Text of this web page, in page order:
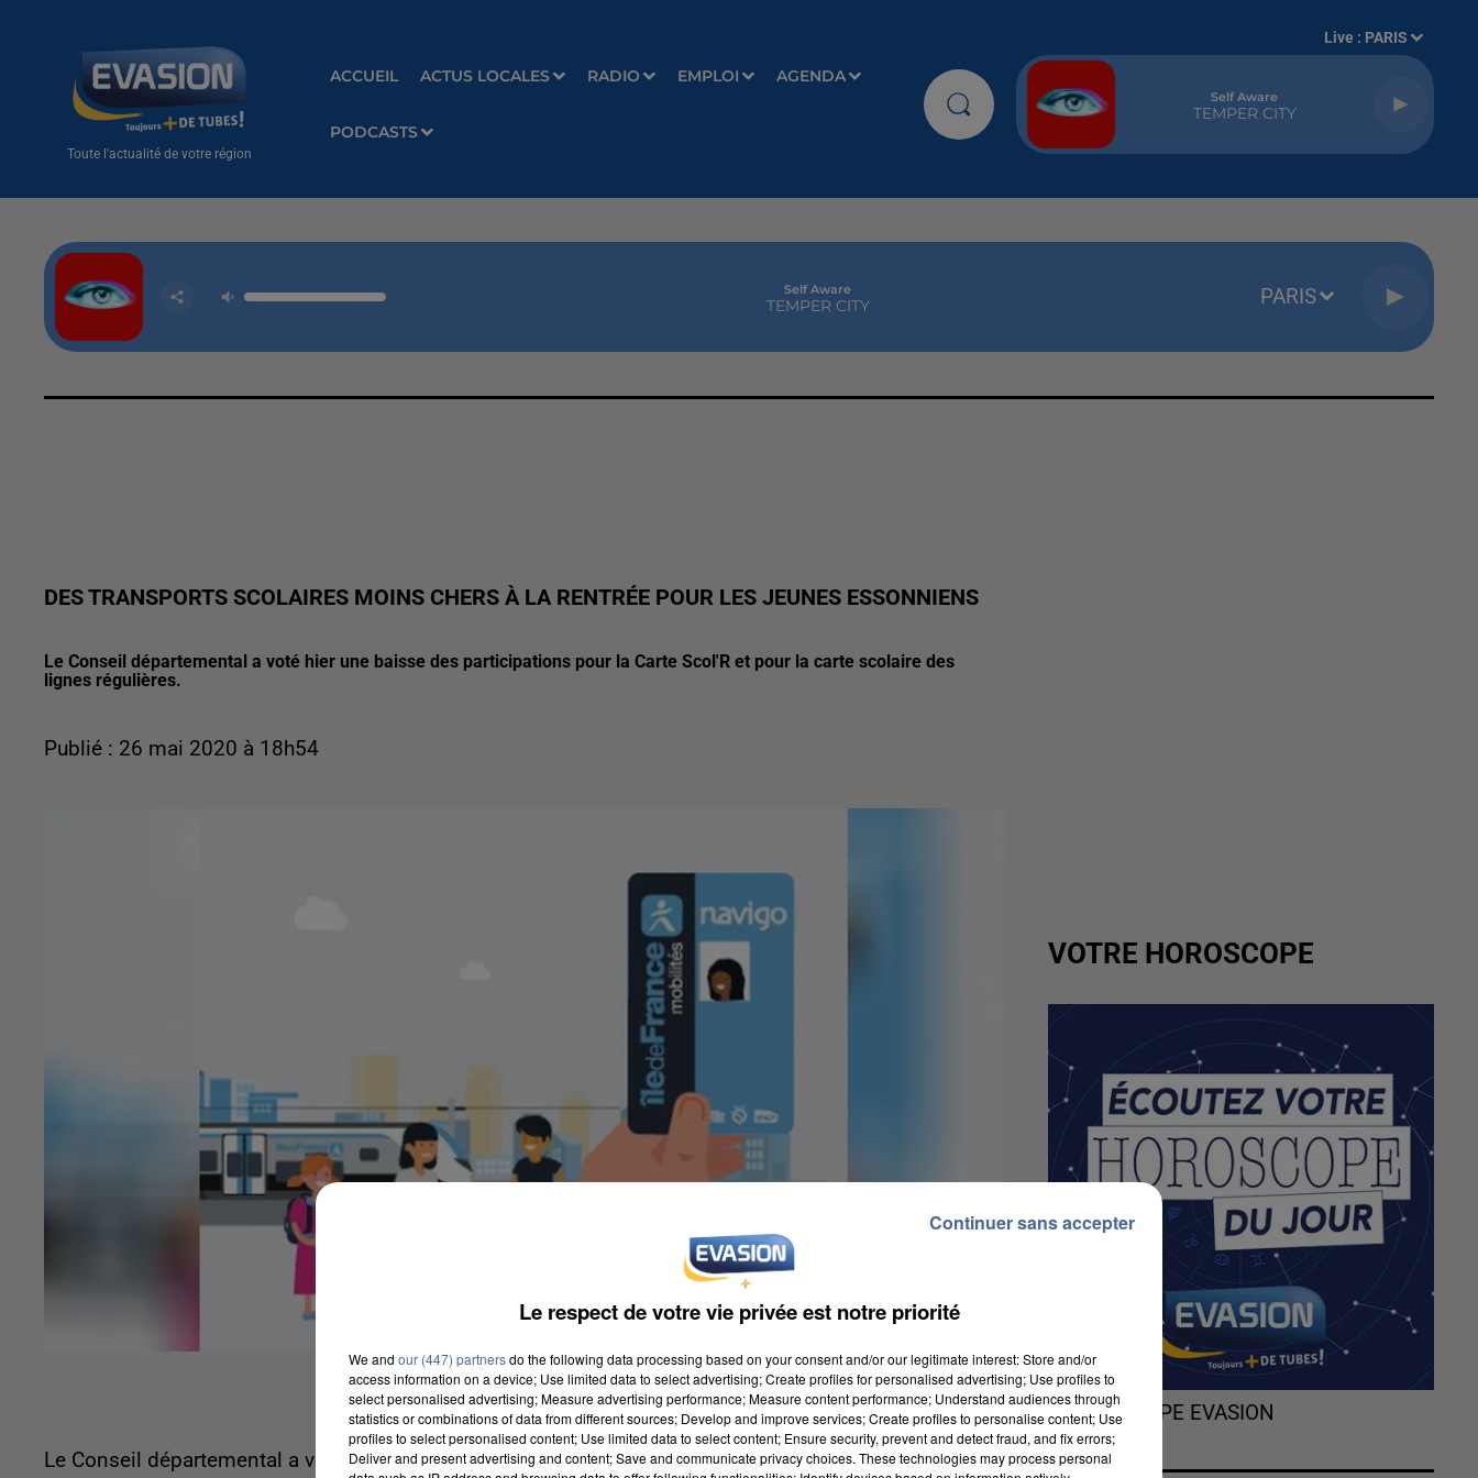
Toute l'actualité de votre région
ACCUEIL ACTUS LOCALES RADIO EMPLOI AGENDA
PODCASTS
Live : PARIS
Self Aware
TEMPER CITY
Self Aware
TEMPER CITY PARIS
DES TRANSPORTS SCOLAIRES MOINS CHERS À LA RENTRÉE POUR LES JEUNES ESSONNIENS
Le Conseil départemental a voté hier une baisse des participations pour la Carte Scol'R et pour la carte scolaire des
lignes régulières.
Publié : 26 mai 2020 à 18h54
Le Conseil départemental a voté lundi une baisse des participations pour la carte Scol'R. Son prix va
VOTRE HOROSCOPE
L'HOROSCOPE EVASION
Le respect de votre vie privée est notre priorité
We and our (447) partnersdo the following data processing based on your consent and/or our legitimate interest: Store and/or
access information on a device; Use limited data to select advertising; Create profiles for personalised advertising; Use profiles to
select personalised advertising; Measure advertising performance; Measure content performance; Understand audiences through
statistics or combinations of data from different sources; Develop and improve services; Create profiles to personalise content; Use
profiles to select personalised content; Use limited data to select content; Ensure security, prevent and detect fraud, and fix errors;
Deliver and present advertising and content; Save and communicate privacy choices. These technologies may process personal
Continuer sans accepter